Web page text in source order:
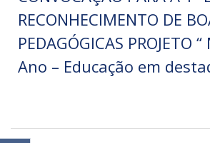
RECONHECIMENTO DE
PEDAGÓGICAS PROJETO
Ano – Educação em